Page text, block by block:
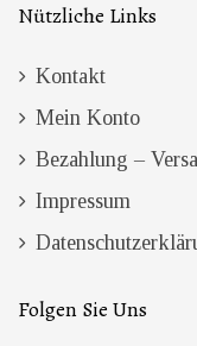
Nützliche Links
Kontakt
Mein Konto
Bezahlung –
Impressum
Folgen Sie Uns